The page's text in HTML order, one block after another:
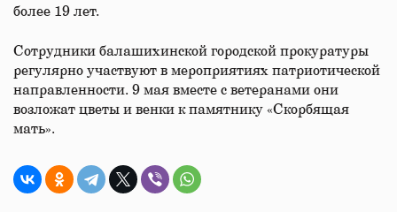
более 19 лет.
Сотрудники балашихинской городской прокуратуры
регулярно участвуют в мероприятиях патриотической
направленности. 9 мая вместе с ветеранами они
возложат цветы и венки к памятнику «Скорбящая
мать».